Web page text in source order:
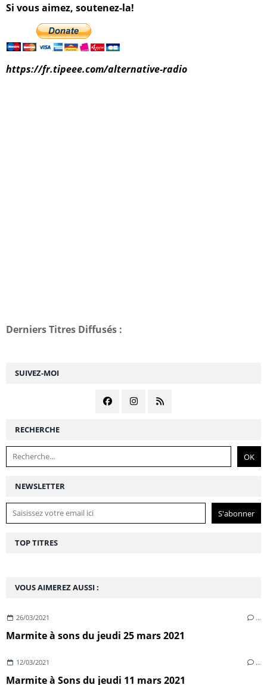
NEWSLETTER
SUIVEZ-MOI
RECHERCHE
VOUS AIMEREZ AUSSI :
26/03/2021 …
Marmite à sons du jeudi 25 mars 2021
12/03/2021 …
Marmite à Sons du jeudi 11 mars 2021
Si vous aimez, soutenez-la!
https://fr.tipeee.com/alternative-radio
Derniers Titres Diffusés :
TOP TITRES